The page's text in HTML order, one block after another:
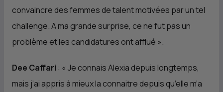
convaincre des femmes de talent motivées par un tel
challenge. A ma grande surprise, ce ne fut pas un
problème et les candidatures ont afflué ».
Dee Caffari : «Je connais Alexia depuis longtemps,
mais j’ai appris à mieux la connaitre depuis qu’elle m’a